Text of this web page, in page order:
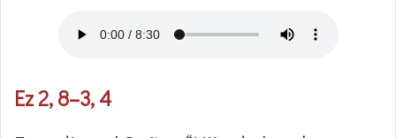
Ez 2, 8–3, 4